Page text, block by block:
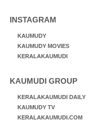
INSTAGRAM
KAUMUDY
KAUMUDY MOVIES
KERALAKAUMUDI
KAUMUDI GROUP
KERALAKAUMUDI DAILY
KAUMUDY TV
KERALAKAUMUDI.COM